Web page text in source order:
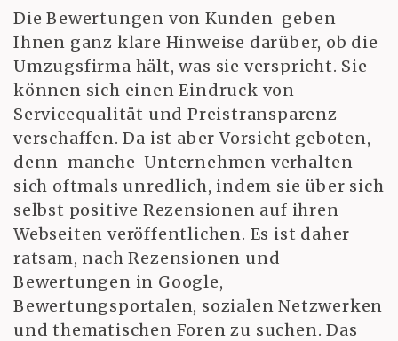
Die Bewertungen von Kunden geben
Ihnen ganz klare Hinweise darüber, ob die
Umzugsfirma hält, was sie verspricht. Sie
können sich einen Eindruck von
Servicequalität und Preistransparenz
verschaffen. Da ist aber Vorsicht geboten,
denn manche Unternehmen verhalten
sich oftmals unredlich, indem sie über sich
selbst positive Rezensionen auf ihren
Webseiten veröffentlichen. Es ist daher
ratsam, nach Rezensionen und
Bewertungen in Google,
Bewertungsportalen, sozialen Netzwerken
und thematischen Foren zu suchen. Das